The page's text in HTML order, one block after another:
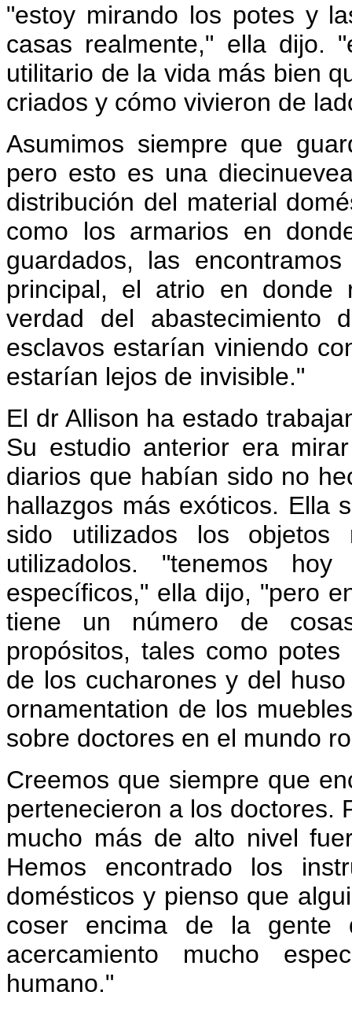
"estoy mirando los potes y
casas realmente," ella dijo.
utilitario de la vida más bien
criados y cómo vivieron de
Asumimos siempre que
pero esto es una
distribución del material
como los armarios en
guardados, las
principal, el atrio en donde
verdad del
esclavos estarían viniendo
estarían lejos de invisible."
El dr Allison ha estado
Su estudio anterior era
diarios que habían sido no
hallazgos más exóticos. Ella
sido utilizados los
utilizadolos. "tenemos
específicos," ella dijo, "pero
tiene un número de
propósitos, tales como
de los cucharones y del
ornamentation de los
sobre doctores en el mundo
Creemos que siempre que
pertenecieron a los doctores.
mucho más de alto nivel
Hemos encontrado los
domésticos y pienso que
coser encima de la gente
acercamiento mucho
humano."